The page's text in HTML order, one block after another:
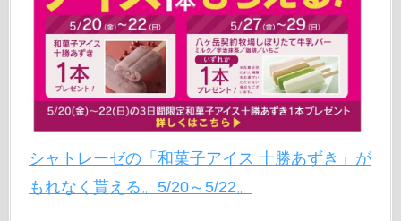
シャトレーゼの「和菓子アイス 十勝あずき」が
もれなく貰える。5/20～5/22。